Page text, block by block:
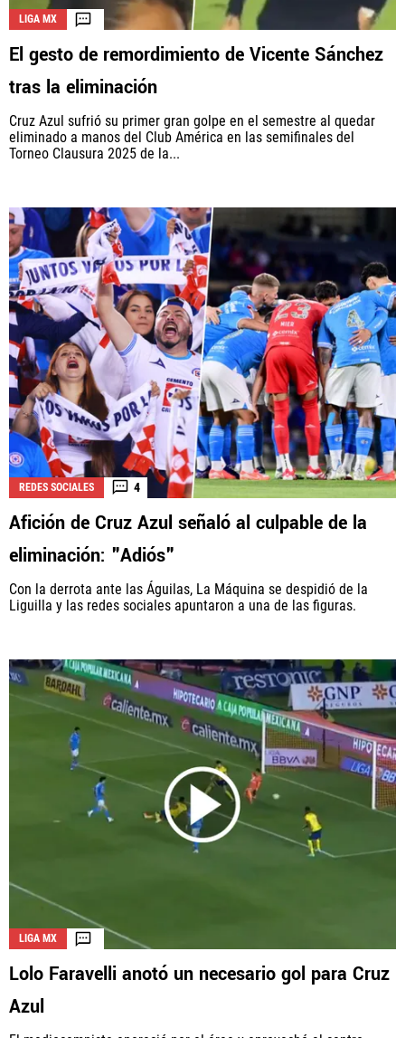
La aceptación de una de las ofertas presentadas en esta página
puede dar lugar a un pago a
cómo y dónde aparecen los operadores de juego en la página y en el
orden en que aparecen, pero no influye en nuestras evaluaciones.
LIGA MX
El gesto de remordimiento de Vicente Sánchez
tras la eliminación
Cruz Azul sufrió su primer gran golpe en el semestre al quedar
eliminado a manos del Club América en las semifinales del
Torneo Clausura 2025 de la...
REDES SOCIALES 4
Afición de Cruz Azul señaló al culpable de la
eliminación: "Adiós"
Con la derrota ante las Águilas, La Máquina se despidió de la
Liguilla y las redes sociales apuntaron a una de las figuras.
LIGA MX
Lolo Faravelli anotó un necesario gol para Cruz
Azul